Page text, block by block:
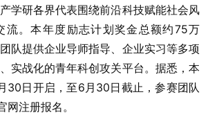
学研各界代表围绕前沿科技赋能社会风
流。本年度励志计划奖金总额约75万
队提供企业导师指导、企业实习等多项
实战化的青年科创攻关平台。据悉，本
30日开启，至6月30日截止，参赛团队
网注册报名。